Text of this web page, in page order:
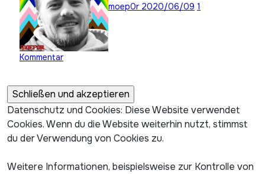
moep0r 2020/06/09 1
Kommentar
Datenschutz und Cookies: Diese Website verwendet
Cookies. Wenn du die Website weiterhin nutzt, stimmst
du der Verwendung von Cookies zu.
Weitere Informationen, beispielsweise zur Kontrolle von